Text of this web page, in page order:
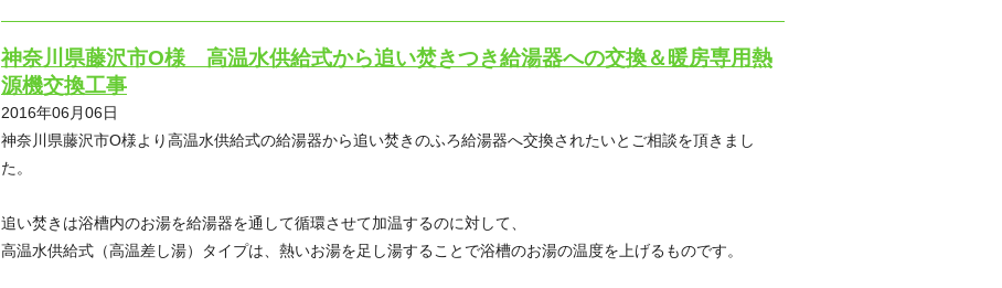
神奈川県藤沢市O様 高温水供給式から追い焚きつき給湯器への交換＆暖房専用熱
源機交換工事
2016年06月06日
神奈川県藤沢市O様より高温水供給式の給湯器から追い焚きのふろ給湯器へ交換されたいとご相談を頂きまし
た。
追い焚きは浴槽内のお湯を給湯器を通して循環させて加温するのに対して、
高温水供給式（高温差し湯）タイプは、熱いお湯を足し湯することで浴槽のお湯の温度を上げるものです。